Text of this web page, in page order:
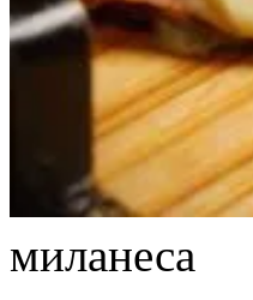
миланеса